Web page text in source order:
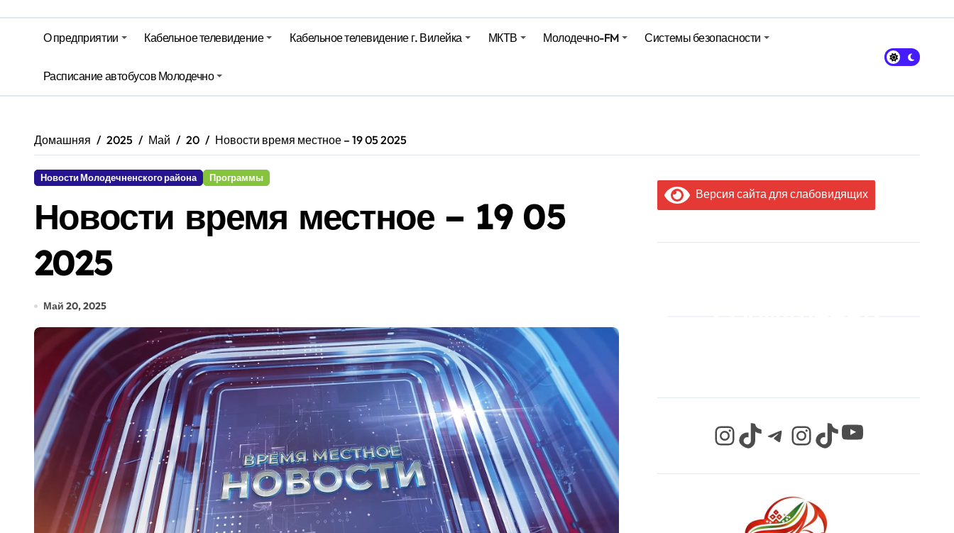
Молодечно. Новости время местное – 05 08 2026
Вкусовые предпочтения, буфеты, вендинговые аппараты. Минобразования об изменениях в школьном питании
О предприятии Кабельное телевидение Кабельное телевидение г. Вилейка МКТВ Молодечно-FM Системы безопасности
Расписание автобусов Молодечно
Домашняя 2025 Май 20 Новости время местное – 19 05 2025
Новости Молодечненского района Программы
Новости время местное – 19 05
2025
Май 20, 2025
Версия сайта для слабовидящих
InstagramTikTok Telegram InstagramTikTok YouTube